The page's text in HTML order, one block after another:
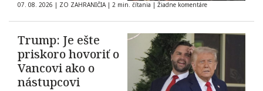
07. 08. 2026 | ZO ZAHRANIČIA | 2 min. čítania | Žiadne komentáre
Trump: Je ešte
priskoro hovoriť o
Vancovi ako o
nástupcovi